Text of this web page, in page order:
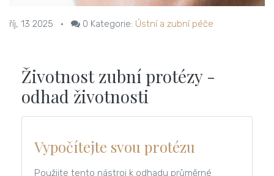
říj, 13 2025 • 0 Kategorie: Ústní a zubní péče
Životnost zubní protézy -
odhad životnosti
Vypočítejte svou protézu
Použijte tento nástroj k odhadu průměrné